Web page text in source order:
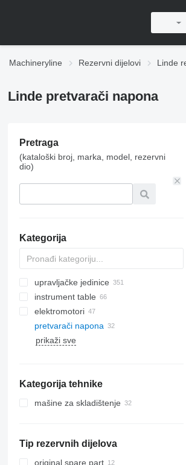
Machineryline Rezervni dijelovi Linde
Linde pretvarači napona
Pretraga
(kataloški broj, marka, model, rezervni
dio)
Kategorija
upravljačke jedinice
instrument table
elektromotori
pretvarači napona
prikaži sve
Kategorija tehnike
mašine za skladištenje
električni viljuškari
mašine za komisioniranje
Tip rezervnih dijelova
original spare part